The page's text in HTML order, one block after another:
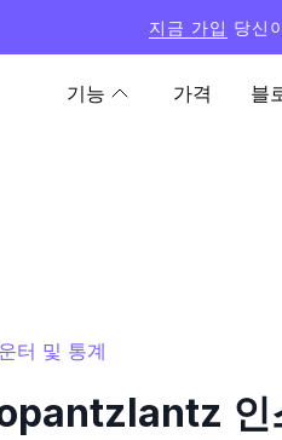
지금 가입 당신
기능 가격 블
터 및 통계
인